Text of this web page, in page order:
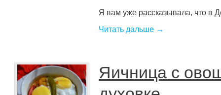
Я вам уже рассказывала, что в
Читать дальше →
Яичница с